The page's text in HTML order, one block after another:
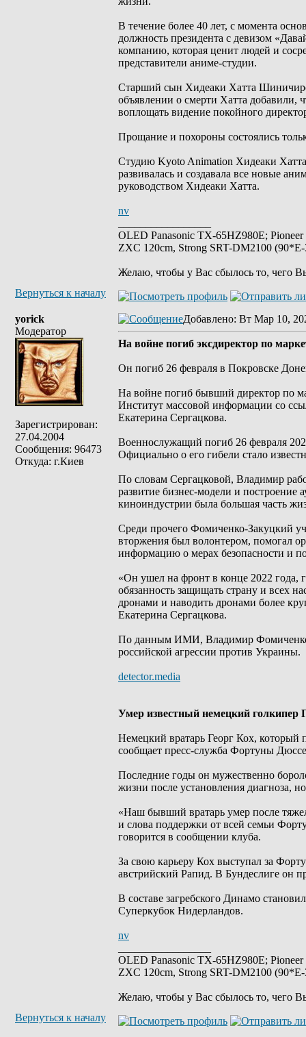
В течение более 40 лет, с момента
должность президента с девизом
компанию, которая ценит людей и
представители аниме-студии.
Старший сын Хидеаки Хатта
объявлении о смерти Хатта добавили,
воплощать видение покойного
Прощание и похороны состоялись
Студию Kyoto Animation Хидеаки Хатта
развивалась и создавала все новые
руководством Хидеаки Хатта.
nv
OLED Panasonic TX-65HZ980E;
ZXC 120cm, Strong SRT-DM2100
Желаю, чтобы у Вас сбылось то, чего
Вернуться к началу
yorick
Модератор
Зарегистрирован:
27.04.2004
Сообщения: 96473
Откуда: г.Киев
Добавлено: Вт Мар 10,
На войне погиб эксдиректор по
Он погиб 26 февраля в Покровске
На войне погиб бывший директор по
Институт массовой информации со
Екатерина Сергацкова.
Военнослужащий погиб 26 февраля
Официально о его гибели стало
По словам Сергацковой, Владимир
развитие бизнес-модели и построение
киноиндустрии была большая часть
Среди прочего Фомиченко-Закуцкий
вторжения был волонтером, помогал
информацию о мерах безопасности и
«Он ушел на фронт в конце 2022 года,
обязанность защищать страну и всех
дронами и наводить дронами более
Екатерина Сергацкова.
По данным ИМИ, Владимир Фомиченко-
российской агрессии против Украины.
detector.media
Умер известный немецкий голкипер
Немецкий вратарь Георг Кох, который
сообщает пресс-служба Фортуны
Последние годы он мужественно
жизни после установления диагноза,
«Наш бывший вратарь умер после
и слова поддержки от всей семьи
говорится в сообщении клуба.
За свою карьеру Кох выступал за
австрийский Рапид. В Бундеслиге он
В составе загребского Динамо
Суперкубок Нидерландов.
nv
OLED Panasonic TX-65HZ980E;
ZXC 120cm, Strong SRT-DM2100
Желаю, чтобы у Вас сбылось то, чего
Вернуться к началу